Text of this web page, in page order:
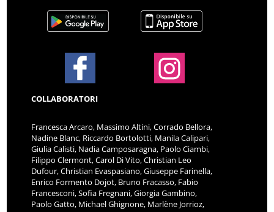
COLLABORATORI
Francesca Arcaro, Massimo Altini, Corrado Bellora,
Nadine Blanc, Riccardo Bortolotti, Manila Calipari,
Giulia Calisti, Nadia Camposaragna, Paolo Ciambi,
Filippo Clermont, Carol Di Vito, Christian Leo
Dufour, Christian Evaspasiano, Giuseppe Farinella,
Enrico Formento Dojot, Bruno Fracasso, Fabio
Francesconi, Sofia Fregnani, Giorgia Gambino,
Paolo Gatto, Michael Ghignone, Marlène Jorrioz,